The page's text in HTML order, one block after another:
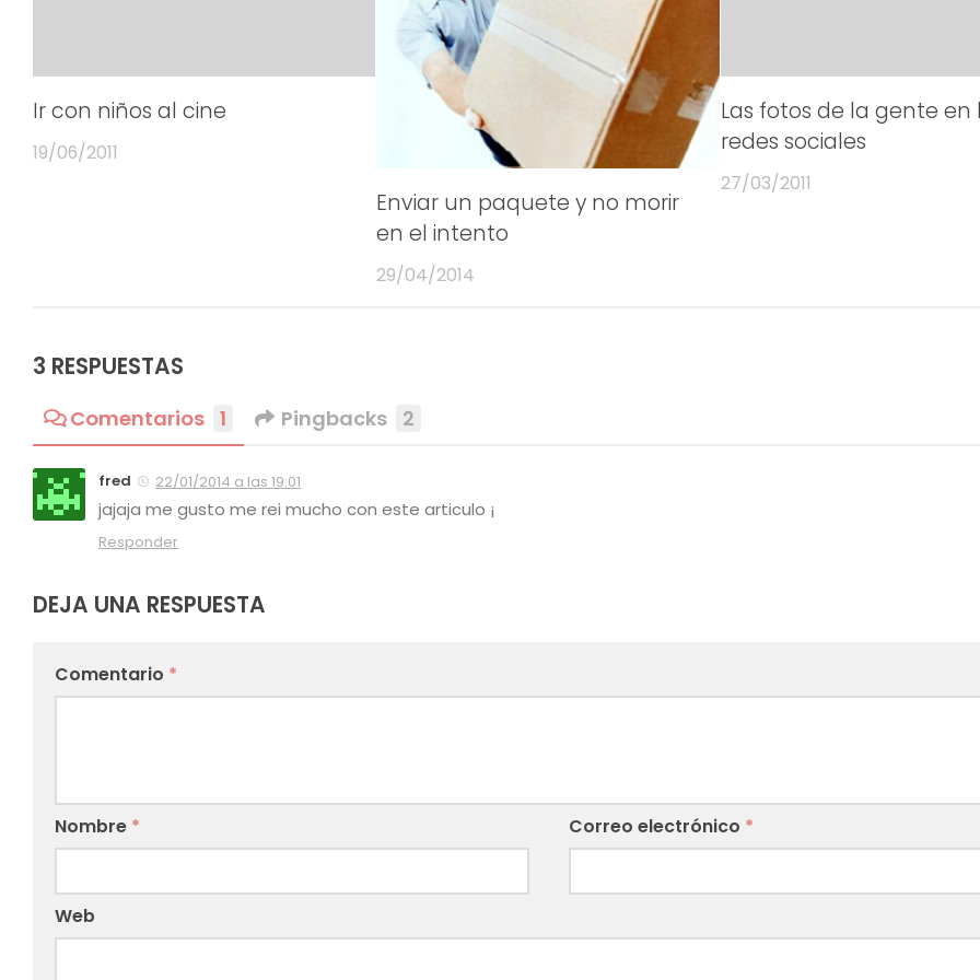
Ir con niños al cine
19/06/2011
Enviar un paquete y no morir
en el intento
29/04/2014
Las fotos de la gente en
redes sociales
27/03/2011
3 RESPUESTAS
Comentarios 1 Pingbacks 2
fred 22/01/2014 a las 19:01
jajaja me gusto me rei mucho con este articulo ¡
Responder
DEJA UNA RESPUESTA
Comentario *
Nombre * Correo electrónico *
Web